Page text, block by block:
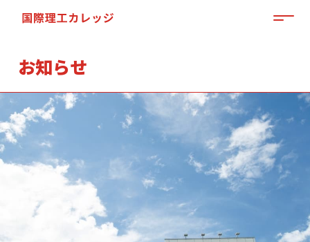
「来て」「見て」「体験」しよう
OPEN CAMPUS
お知らせ